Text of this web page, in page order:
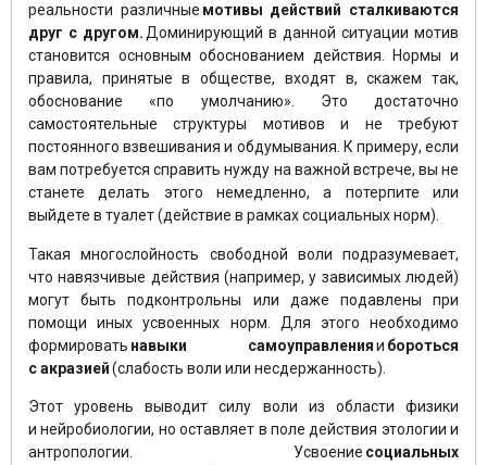
реальности различные мотивы действий сталкиваются
друг с другом.Доминирующий в данной ситуации мотив
становится основным обоснованием действия. Нормы и
правила, принятые в обществе, входят в, скажем так,
обоснование «по умолчанию». Это достаточно
самостоятельные структуры мотивов и не требуют
постоянного взвешивания и обдумывания. К примеру, если
вам потребуется справить нужду на важной встрече, вы не
станете делать этого немедленно, а потерпите или
выйдете в туалет (действие в рамках социальных норм).
Такая многослойность свободной воли подразумевает,
что навязчивые действия (например, у зависимых людей)
могут быть подконтрольны или даже подавлены при
помощи иных усвоенных норм. Для этого необходимо
формировать навыки самоуправленияи бороться
сакразией(слабость воли или несдержанность).
Этот уровень выводит силу воли из области физики
и нейробиологии, но оставляет в поле действия этологии и
антропологии. Усвоение социальных